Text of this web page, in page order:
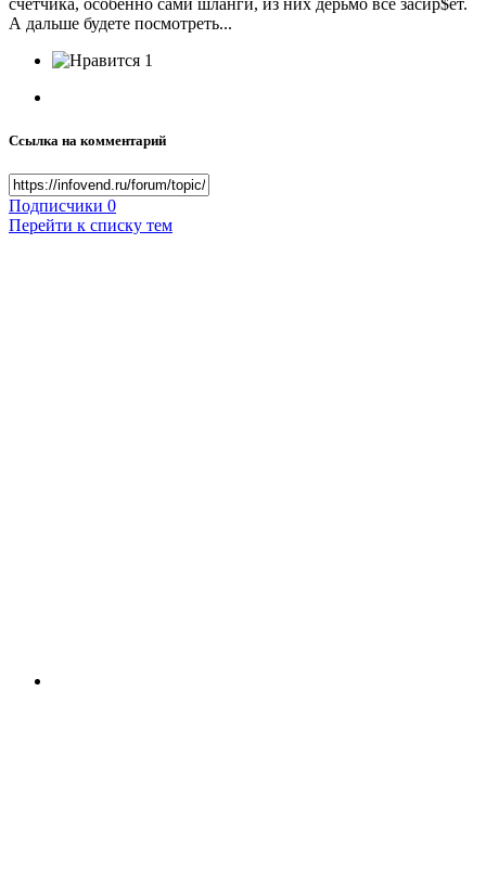
счётчика, особенно сами шланги, из них дерьмо всё засир$ет.
А дальше будете посмотреть...
1
Ссылка на комментарий
Подписчики 0
Перейти к списку тем